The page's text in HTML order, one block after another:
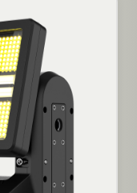
haute
de 15:1 • 12
Lentille frontale
fluide grâce aux
blancs calibrés